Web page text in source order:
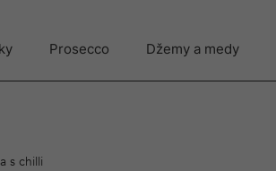
Prosecco Džemy a medy
s chilli